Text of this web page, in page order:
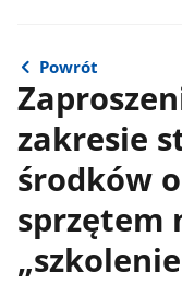
Powrót
zakresie
środków
sprzętem